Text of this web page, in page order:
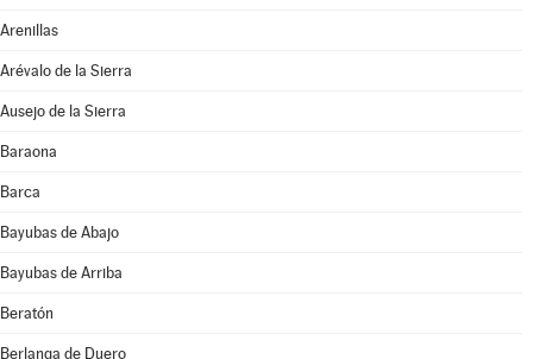
Arenillas
Arévalo de la Sierra
Ausejo de la Sierra
Baraona
Barca
Bayubas de Abajo
Bayubas de Arriba
Beratón
Berlanga de Duero